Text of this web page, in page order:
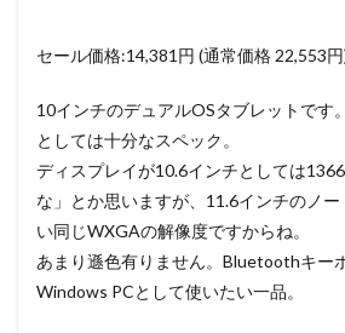
セール価格:14,381円 (通常価格 22,553円
10インチのデュアルOSタブレットです
としては十分なスペック。
ディスプレイが10.6インチとしては
な」とか思いますが、11.6インチのノ
い同じWXGAの解像度ですからね。
あまり遜色有りません。Bluetoothキー
Windows PCとして使いたい一品。